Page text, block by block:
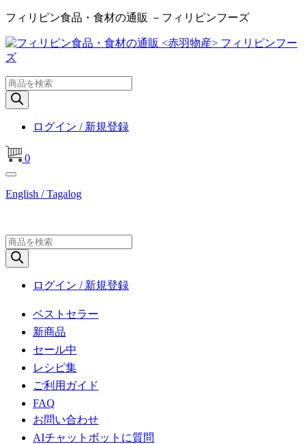
フィリピン食品・食材の通販 －フィリピンフーズ
商
品
検
ログイン / 新規登録
0
English / Tagalog
商
品
検
ログイン / 新規登録
ベストセラー
新商品
セール中
レシピ集
ご利用ガイド
FAQ
お問い合わせ
AIチャットボットに質問